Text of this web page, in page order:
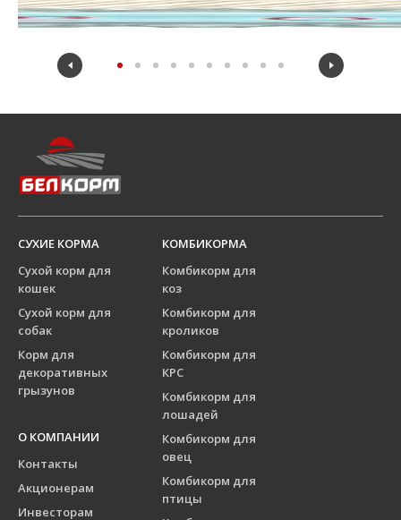
СУХИЕ КОРМА
Сухой корм для
кошек
Сухой корм для
собак
Корм для
декоративных
грызунов
КОМБИКОРМА
Комбикорм для
коз
Комбикорм для
кроликов
Комбикорм для
КРС
Комбикорм для
лошадей
Комбикорм для
овец
Комбикорм для
птицы
О КОМПАНИИ
Контакты
Акционерам
Инвесторам